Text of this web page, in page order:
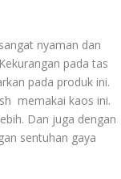
nyaman dan
pada tas
pada produk ini.
memakai kaos ini.
Dan juga dengan
sentuhan gaya